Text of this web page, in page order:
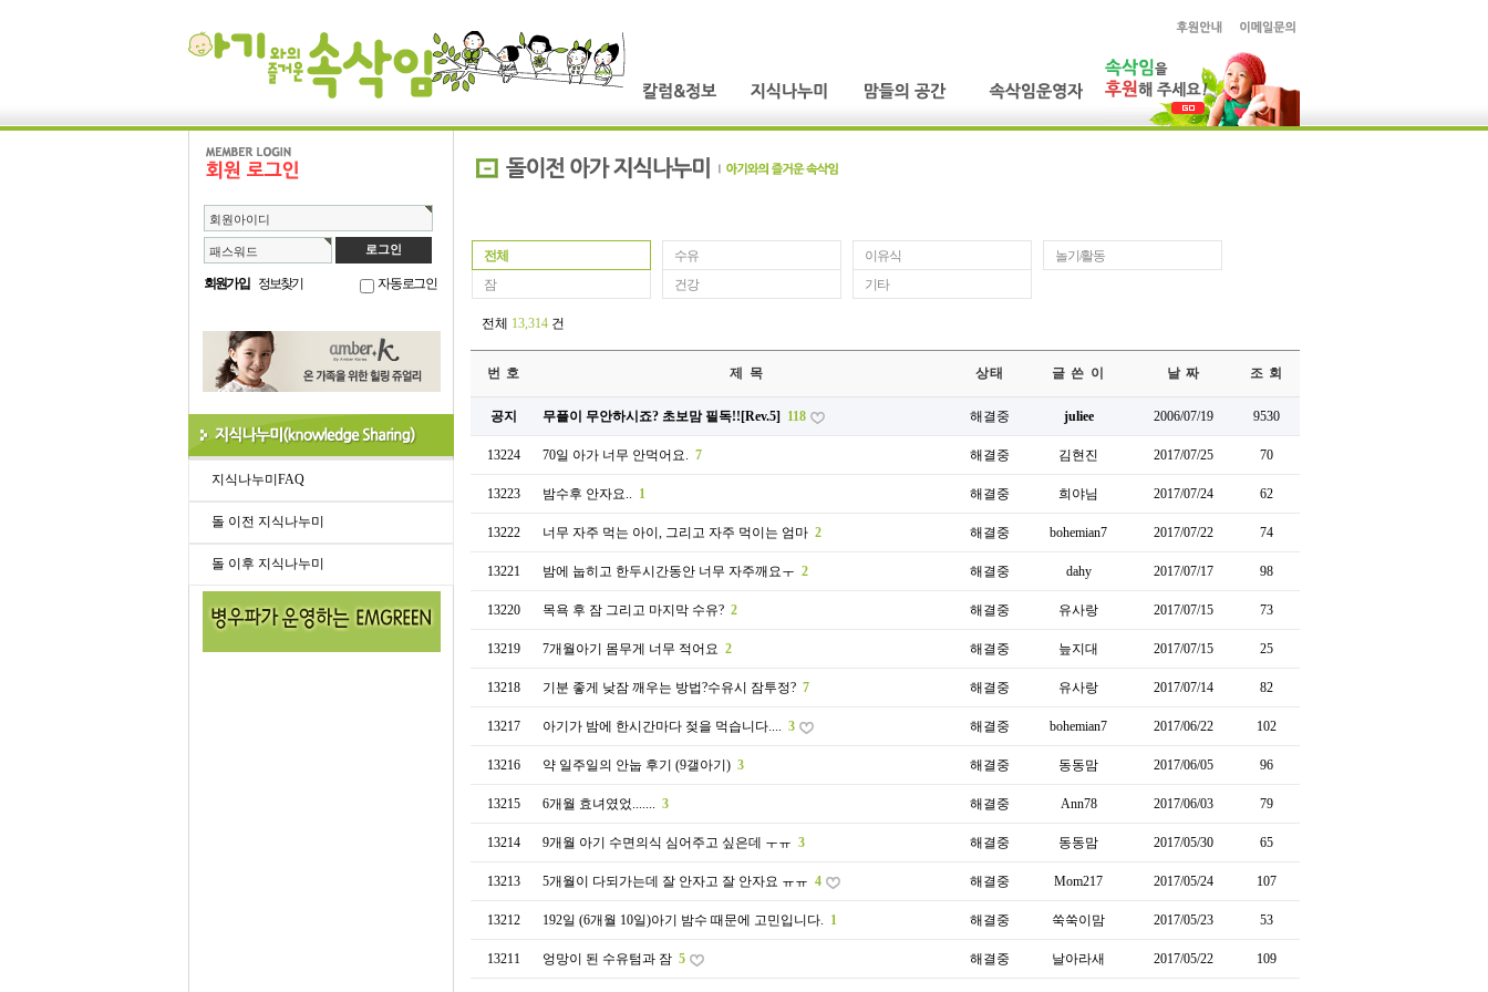
회원아이디
패스워드
회원가입 정보찾기 자동로그인
지식나누미FAQ
돌 이전 지식나누미
돌 이후 지식나누미
전체 수유 이유식
놀기/활동
잠
건강 기타
전체 13,314 건
번 호 제 목 상태 글 쓴 이 날 짜 조 회
공지 무플이 무안하시죠? 초보맘 필독!![Rev.5] 118 해결중 juliee 2006/07/19 9530
13224 70일 아가 너무 안먹어요. 7 해결중 김현진 2017/07/25 70
13223 밤수후 안자요.. 1 해결중 희야님 2017/07/24 62
13222 너무 자주 먹는 아이, 그리고 자주 먹이는 엄마 2 해결중 bohemian7 2017/07/22 74
13221 밤에 눕히고 한두시간동안 너무 자주깨요ㅜ 2 해결중 dahy 2017/07/17 98
13220 목욕 후 잠 그리고 마지막 수유? 2 해결중 유사랑 2017/07/15 73
13219 7개월아기 몸무게 너무 적어요 2 해결중 늪지대 2017/07/15 25
13218 기분 좋게 낮잠 깨우는 방법?수유시 잠투정? 7 해결중 유사랑 2017/07/14 82
13217 아기가 밤에 한시간마다 젖을 먹습니다.... 3 해결중 bohemian7 2017/06/22 102
13216 약 일주일의 안눕 후기 (9갤아기) 3 해결중 동동맘 2017/06/05 96
13215 6개월 효녀였었....... 3 해결중 Ann78 2017/06/03 79
13214 9개월 아기 수면의식 심어주고 싶은데 ㅜㅠ 3 해결중 동동맘 2017/05/30 65
13213 5개월이 다되가는데 잘 안자고 잘 안자요 ㅠㅠ 4 해결중 Mom217 2017/05/24 107
13212 192일 (6개월 10일)아기 밤수 때문에 고민입니다. 1 해결중 쑥쑥이맘 2017/05/23 53
13211 엉망이 된 수유텀과 잠 5 해결중 날아라새 2017/05/22 109